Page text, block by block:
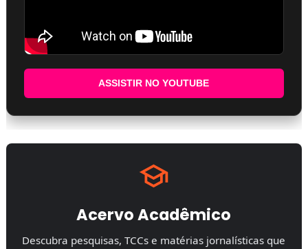
ASSISTIR NO YOUTUBE
Acervo Acadêmico
Descubra pesquisas, TCCs e matérias jornalísticas que